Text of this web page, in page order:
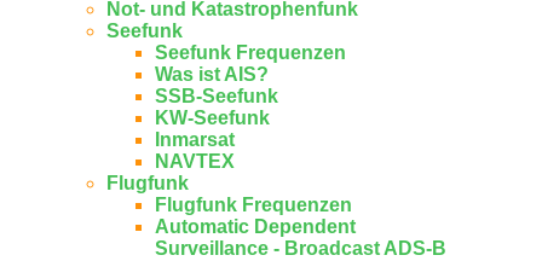
Not- und Katastrophenfunk
Seefunk
Seefunk Frequenzen
Was ist AIS?
SSB-Seefunk
KW-Seefunk
In­mar­sat
NAV­TEX
Flugfunk
Flugfunk Frequenzen
Automatic Dependent
Surveillance - Broadcast ADS-B